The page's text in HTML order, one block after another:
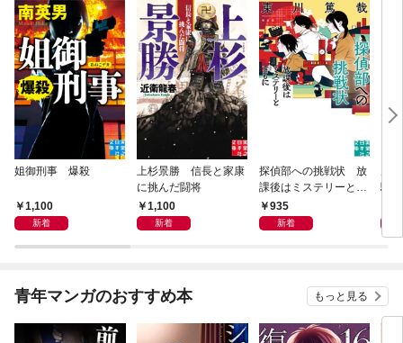
姐御刑事 爆殺
1,100
新着
上杉景勝 信長と家康
に挑んだ闘将
1,100
新着
探偵部への挑戦状 放
課後はミステリーとと
もに 新装版
935
新着
騒動
青年マンガのおすすめ本 もっと見る